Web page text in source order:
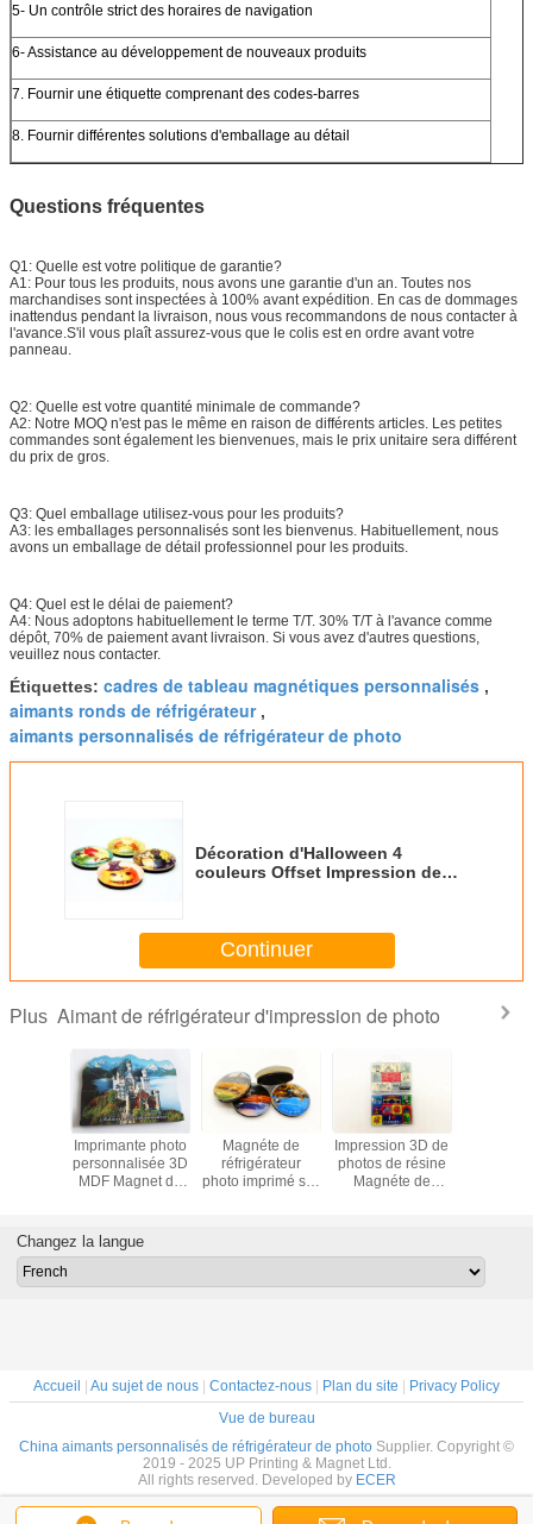
5- Un contrôle strict des horaires de navigation
6- Assistance au développement de nouveaux produits
7. Fournir une étiquette comprenant des codes-barres
8. Fournir différentes solutions d'emballage au détail
Questions fréquentes
Q1: Quelle est votre politique de garantie?
A1: Pour tous les produits, nous avons une garantie d'un an. Toutes nos
marchandises sont inspectées à 100% avant expédition. En cas de dommages
inattendus pendant la livraison, nous vous recommandons de nous contacter à
l'avance.S'il vous plaît assurez-vous que le colis est en ordre avant votre
panneau.
Q2: Quelle est votre quantité minimale de commande?
A2: Notre MOQ n'est pas le même en raison de différents articles. Les petites
commandes sont également les bienvenues, mais le prix unitaire sera différent
du prix de gros.
Q3: Quel emballage utilisez-vous pour les produits?
A3: les emballages personnalisés sont les bienvenus. Habituellement, nous
avons un emballage de détail professionnel pour les produits.
Q4: Quel est le délai de paiement?
A4: Nous adoptons habituellement le terme T/T. 30% T/T à l'avance comme
dépôt, 70% de paiement avant livraison. Si vous avez d'autres questions,
veuillez nous contacter.
Étiquettes: cadres de tableau magnétiques personnalisés ,
aimants ronds de réfrigérateur,
aimants personnalisés de réfrigérateur de photo
Décoration d'Halloween 4
couleurs Offset Impression de
Continuer
Plus Aimant de réfrigérateur d'impression de photo
Imprimante photo
personnalisée 3D
MDF Magnet de
Magnéte de
réfrigérateur
photo imprimé sur
souvenirs 35 mm
réfrigérateur à
Impression 3D de
photos de résine
Magnéte de
30 mm x 40 mm
plastique
forme
de sapin,
de
Changez la langue
Accueil | Au sujet de nous | Contactez-nous | Plan du site | Privacy Policy
Vue de bureau
China aimants personnalisés de réfrigérateur de photo Supplier. Copyright ©
2019 - 2025 UP Printing & Magnet Ltd.
All rights reserved. Developed by ECER